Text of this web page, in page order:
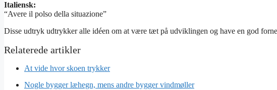
Italiensk:
“Avere il polso della situazione”
Disse udtryk udtrykker alle idéen om at være tæt på udviklingen og have en god
At vide hvor skoen trykker
Nogle bygger læhegn, mens andre bygger vindmøller